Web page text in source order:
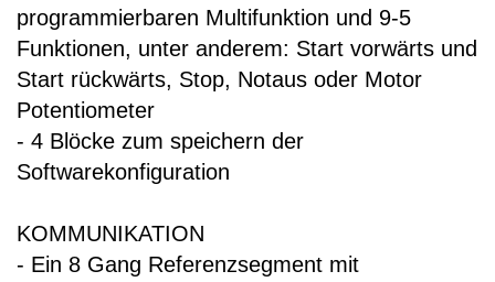
programmierbaren Multifunktion und 9-5
Funktionen, unter anderem: Start vorwärts und
Start rückwärts, Stop, Notaus oder Motor
Potentiometer
- 4 Blöcke zum speichern der
Softwarekonfiguration
KOMMUNIKATION
- Ein 8 Gang Referenzsegment mit